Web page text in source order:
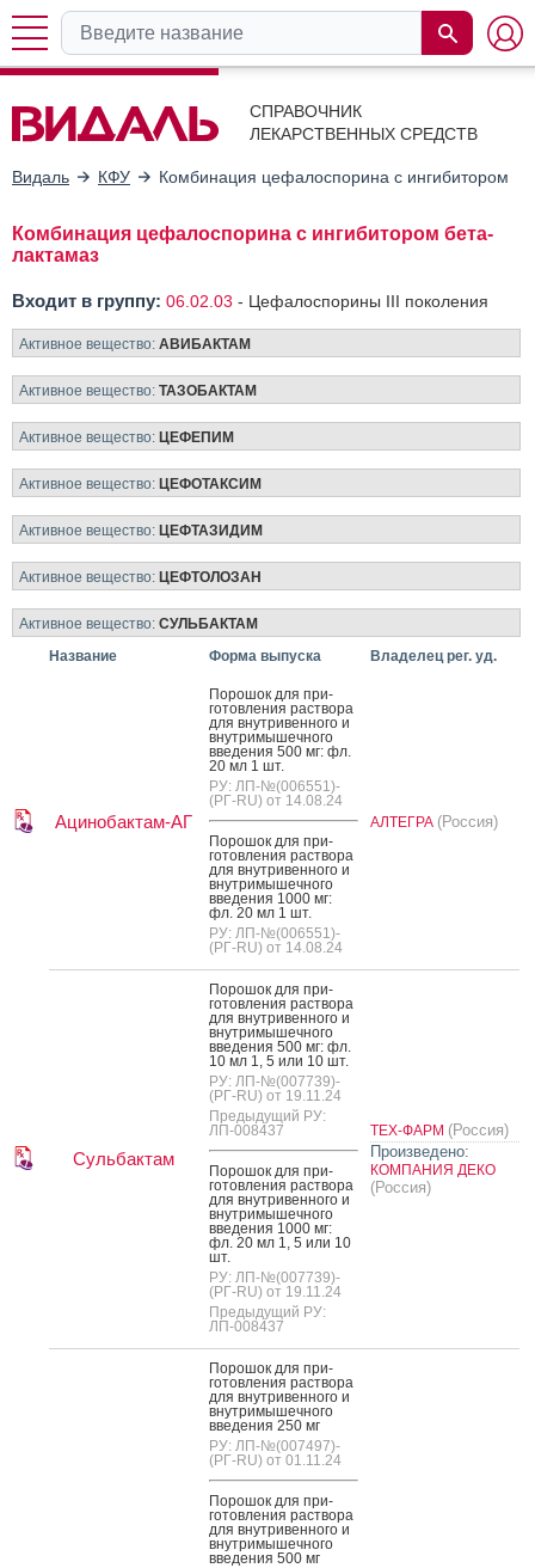
СПРАВОЧНИК
ЛЕКАРСТВЕННЫХ СРЕДСТВ
Видаль КФУ Комбинация цефалоспорина с ингибитором
Комбинация цефалоспорина с ингибитором бета-
лактамаз
Входит в группу: 06.02.03 - Цефалоспорины III поколения
Активное вещество: АВИБАКТАМ
Активное вещество: ТАЗОБАКТАМ
Активное вещество: ЦЕФЕПИМ
Активное вещество: ЦЕФОТАКСИМ
Активное вещество: ЦЕФТАЗИДИМ
Активное вещество: ЦЕФТОЛОЗАН
Активное вещество: СУЛЬБАКТАМ
Название
Форма выпуска Владелец рег. уд.
Ацинобактам-АГ
По­рошок для при­
готов­ле­ния рас­тво­ра
для внут­ри­вен­но­го и
внут­ри­мышеч­но­го
вве­дения 500 мг: фл.
20 мл 1 шт.
РУ: ЛП-№(006551)-
(РГ-RU) от 14.08.24
По­рошок для при­
готов­ле­ния рас­тво­ра
для внут­ри­вен­но­го и
внут­ри­мышеч­но­го
вве­дения 1000 мг:
фл. 20 мл 1 шт.
РУ: ЛП-№(006551)-
(РГ-RU) от 14.08.24
АЛТЕГРА (Россия)
Сульбактам
По­рошок для при­
готов­ле­ния рас­тво­ра
для внут­ри­вен­но­го и
внут­ри­мышеч­но­го
вве­дения 500 мг: фл.
10 мл 1, 5 или 10 шт.
РУ: ЛП-№(007739)-
(РГ-RU) от 19.11.24
Предыдущий РУ:
ЛП-008437
По­рошок для при­
готов­ле­ния рас­тво­ра
для внут­ри­вен­но­го и
внут­ри­мышеч­но­го
вве­дения 1000 мг:
фл. 20 мл 1, 5 или 10
шт.
РУ: ЛП-№(007739)-
(РГ-RU) от 19.11.24
Предыдущий РУ:
ЛП-008437
ТЕХ-ФАРМ (Россия)
Произведено:
КОМПАНИЯ ДЕКО
(Россия)
По­рошок для при­
готов­ле­ния рас­тво­ра
для внут­ри­вен­но­го и
внут­ри­мышеч­но­го
вве­дения 250 мг
РУ: ЛП-№(007497)-
(РГ-RU) от 01.11.24
По­рошок для при­
готов­ле­ния рас­тво­ра
для внут­ри­вен­но­го и
внут­ри­мышеч­но­го
вве­дения 500 мг